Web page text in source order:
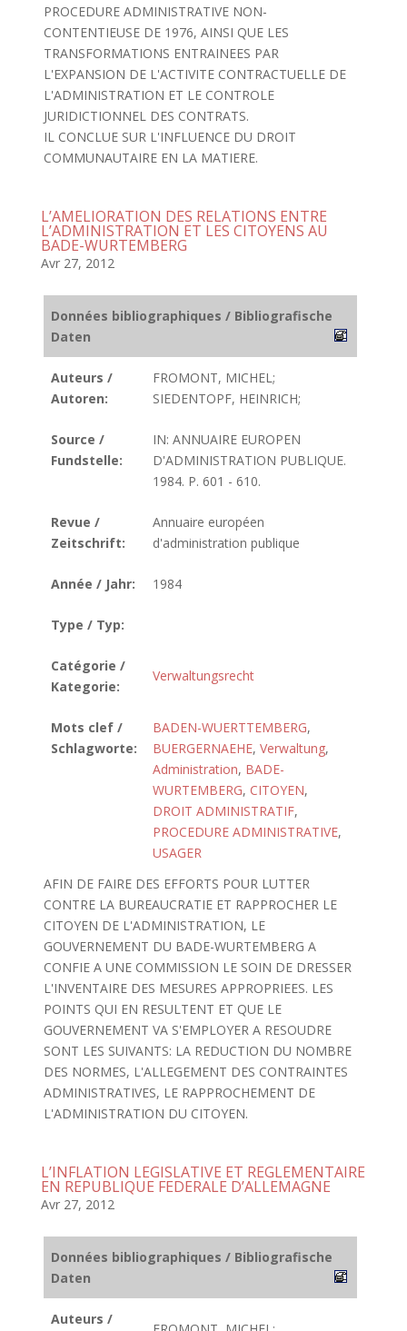
PROCEDURE ADMINISTRATIVE NON-
CONTENTIEUSE DE 1976, AINSI QUE LES
TRANSFORMATIONS ENTRAINEES PAR
L'EXPANSION DE L'ACTIVITE CONTRACTUELLE DE
L'ADMINISTRATION ET LE CONTROLE
JURIDICTIONNEL DES CONTRATS.
IL CONCLUE SUR L'INFLUENCE DU DROIT
COMMUNAUTAIRE EN LA MATIERE.
L’AMELIORATION DES RELATIONS ENTRE
L’ADMINISTRATION ET LES CITOYENS AU
BADE-WURTEMBERG
Avr 27, 2012
Données bibliographiques / Bibliografische
Daten
Auteurs /
Autoren:
FROMONT, MICHEL;
SIEDENTOPF, HEINRICH;
Source /
Fundstelle:
IN: ANNUAIRE EUROPEN
D'ADMINISTRATION PUBLIQUE.
1984. P. 601 - 610.
Revue /
Zeitschrift:
Annuaire européen
d'administration publique
Année / Jahr: 1984
Type / Typ:
Catégorie /
Kategorie:
Verwaltungsrecht
Mots clef /
Schlagworte:
BADEN-WUERTTEMBERG,
BUERGERNAEHE, Verwaltung,
Administration, BADE-
WURTEMBERG, CITOYEN,
DROIT ADMINISTRATIF,
PROCEDURE ADMINISTRATIVE,
USAGER
AFIN DE FAIRE DES EFFORTS POUR LUTTER
CONTRE LA BUREAUCRATIE ET RAPPROCHER LE
CITOYEN DE L'ADMINISTRATION, LE
GOUVERNEMENT DU BADE-WURTEMBERG A
CONFIE A UNE COMMISSION LE SOIN DE DRESSER
L'INVENTAIRE DES MESURES APPROPRIEES. LES
POINTS QUI EN RESULTENT ET QUE LE
GOUVERNEMENT VA S'EMPLOYER A RESOUDRE
SONT LES SUIVANTS: LA REDUCTION DU NOMBRE
DES NORMES, L'ALLEGEMENT DES CONTRAINTES
ADMINISTRATIVES, LE RAPPROCHEMENT DE
L'ADMINISTRATION DU CITOYEN.
L’INFLATION LEGISLATIVE ET REGLEMENTAIRE
EN REPUBLIQUE FEDERALE D’ALLEMAGNE
Avr 27, 2012
Données bibliographiques / Bibliografische
Daten
Auteurs /